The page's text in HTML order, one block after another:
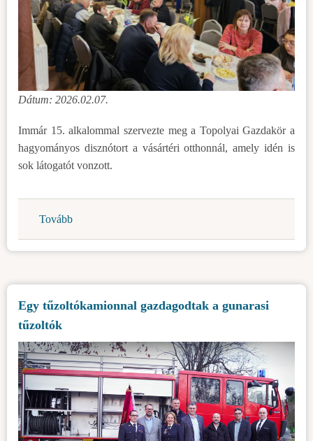
Dátum: 2026.02.07.
Immár 15. alkalommal szervezte meg a Topolyai Gazdakör a
hagyományos disznótort a vásártéri otthonnál, amely idén is
sok látogatót vonzott.
Tovább
disznótort
szervezett
Egy tűzoltókamionnal gazdagodtak a gunarasi
tűzoltók